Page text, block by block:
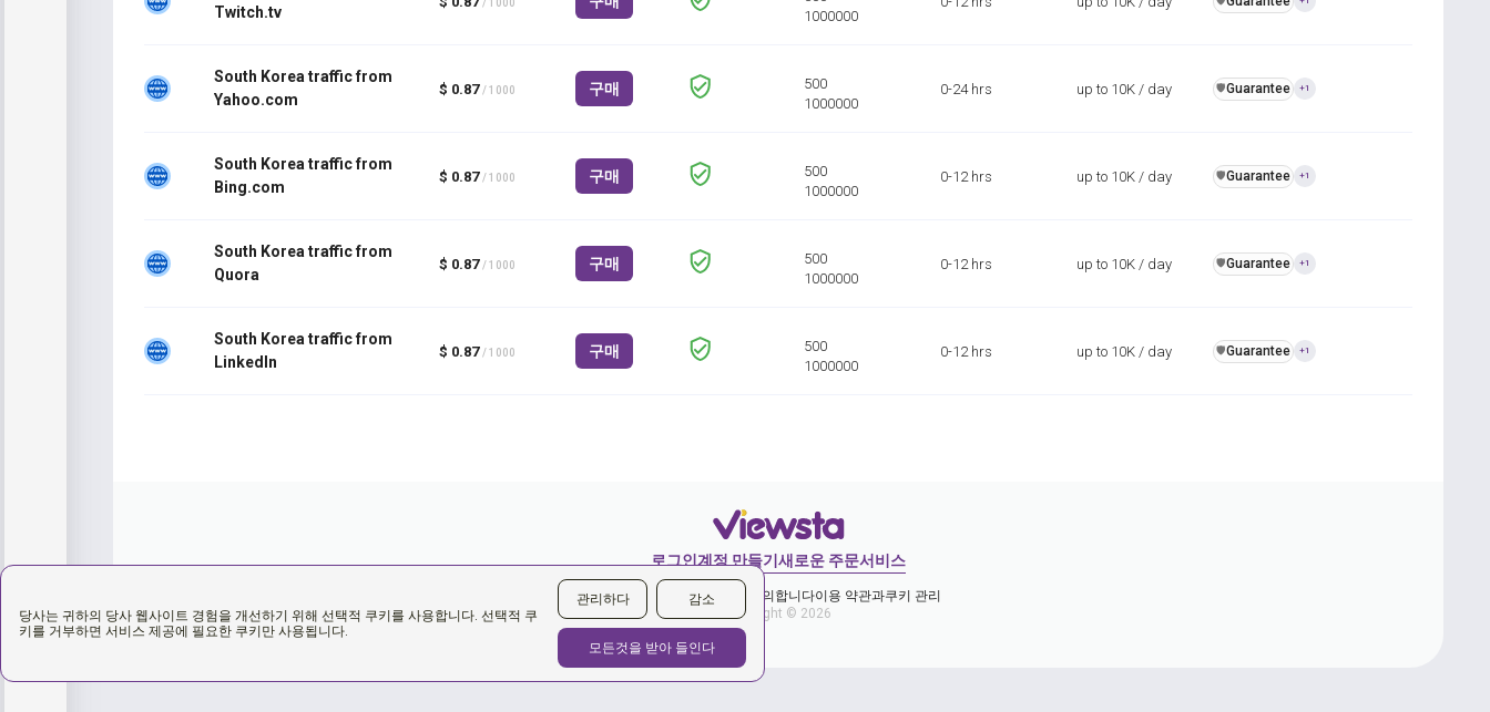
당사는 귀하의 당사 웹사이트 경험을 개선하기 위해 선택적 쿠키를 사용합니다. 선택적 쿠
키를 거부하면 서비스 제공에 필요한 쿠키만 사용됩니다.
관리하다 감소
모든것을 받아 들인다
Twitch.tv
1000000
South Korea traffic from
Yahoo.com
$ 0.87 / 1000 구매
500
1000000
0-24 hrs up to 10K / day ️🛡️Guarantee +1
South Korea traffic from
Bing.com
$ 0.87 / 1000 구매
500
1000000
0-12 hrs up to 10K / day ️🛡️Guarantee +1
South Korea traffic from
Quora
$ 0.87 / 1000 구매
500
1000000
0-12 hrs up to 10K / day ️🛡️Guarantee +1
South Korea traffic from
LinkedIn
$ 0.87 / 1000 구매
500
1000000
0-12 hrs up to 10K / day ️🛡️Guarantee +1
로그인계정 만들기 새로운 주문서비스
개인 정보 보호 정책에 동의합니다이용 약관과쿠키 관리
Copyright © 2026